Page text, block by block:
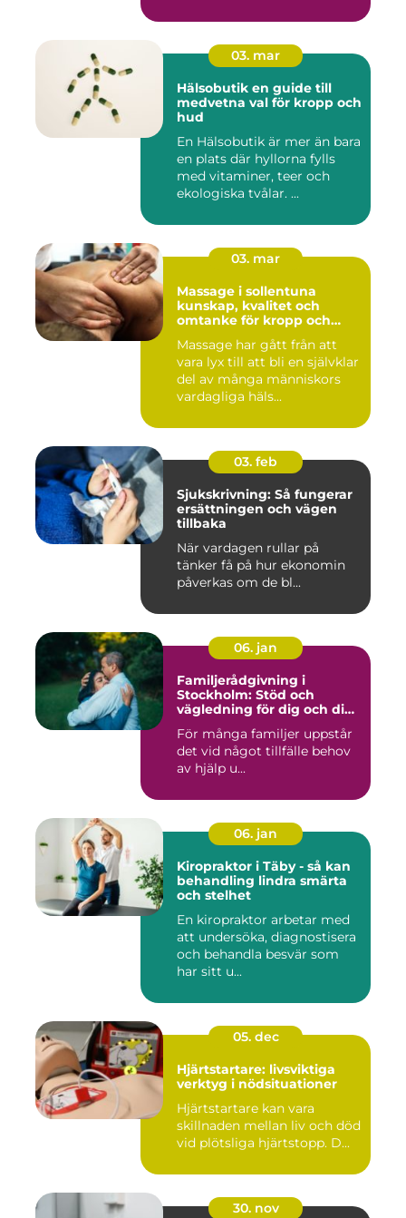
03. mar
Hälsobutik en guide till
medvetna val för kropp och
hud
En Hälsobutik är mer än bara
en plats där hyllorna fylls
med vitaminer, teer och
ekologiska tvålar. ...
03. mar
Massage i sollentuna
kunskap, kvalitet och
omtanke för kropp och
Massage har gått från att
vara lyx till att bli en självklar
del av många människors
vardagliga häls...
03. feb
Sjukskrivning: Så fungerar
ersättningen och vägen
tillbaka
När vardagen rullar på
tänker få på hur ekonomin
påverkas om de bl...
06. jan
Familjerådgivning i
Stockholm: Stöd och
vägledning för dig och din
För många familjer uppstår
det vid något tillfälle behov
av hjälp u...
06. jan
Kiropraktor i Täby - så kan
behandling lindra smärta
och stelhet
En kiropraktor arbetar med
att undersöka, diagnostisera
och behandla besvär som
har sitt u...
05. dec
Hjärtstartare: livsviktiga
verktyg i nödsituationer
Hjärtstartare kan vara
skillnaden mellan liv och död
vid plötsliga hjärtstopp. D...
30. nov